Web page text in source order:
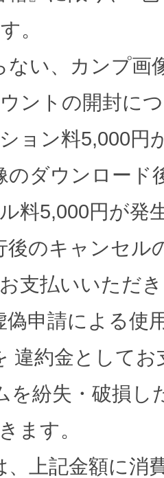
。
い、カンプ画
ントの開封に
ョン料5,000円
ダウンロード
料5,000円が発
のキャンセル
支払いいただ
申請による使
違約金として
紛失・破損し
ます。
上記金額に消